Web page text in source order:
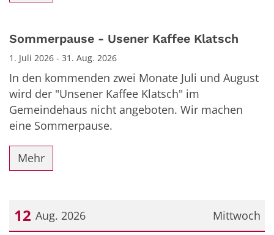
Sommerpause - Usener Kaffee Klatsch
1. Juli 2026 - 31. Aug. 2026
In den kommenden zwei Monate Juli und August
wird der "Unsener Kaffee Klatsch" im
Gemeindehaus nicht angeboten. Wir machen
eine Sommerpause.
Mehr
Mittwoch
12 Aug. 2026